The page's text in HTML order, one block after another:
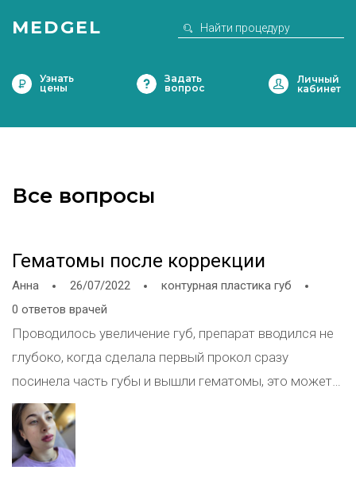
MEDGEL
Узнать
цены
Задать
вопрос
Все вопросы
Гематомы после коррекции
Анна 26/07/2022
контурная пластика губ
0 ответов врачей
Проводилось увеличение губ, препарат вводился не
глубоко, когда сделала первый прокол сразу
посинела часть губы и вышли гематомы, это может
быть ишемия ?